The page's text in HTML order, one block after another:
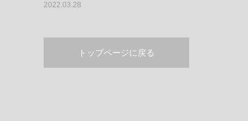
2022.03.28
トップページに戻る